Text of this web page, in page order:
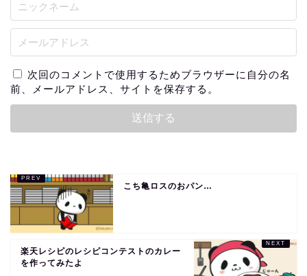
次回のコメントで使用するためブラウザーに自分の名
前、メールアドレス、サイトを保存する。
こち亀ロスのおパン…
楽天レシピのレシピコンテストのカレー
を作ってみたよ